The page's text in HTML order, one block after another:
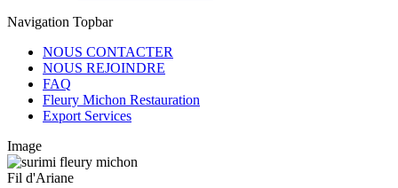
Navigation Topbar
NOUS CONTACTER
NOUS REJOINDRE
FAQ
Fleury Michon Restauration
Export Services
Image
Fil d'Ariane